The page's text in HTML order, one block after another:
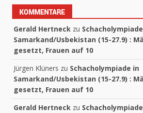
KOMMENTARE
Gerald Hertneck zu
Samarkand/Usbekistan (15-27.9) :
gesetzt, Frauen auf 10
Jürgen Klüners zu Schacholympiade in
Samarkand/Usbekistan (15-27.9) :
gesetzt, Frauen auf 10
Gerald Hertneck zu